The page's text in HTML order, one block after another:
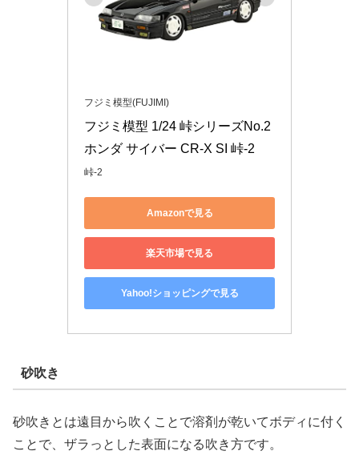
フジミ模型(FUJIMI)
フジミ模型 1/24 峠シリーズNo.2
ホンダ サイバー CR-X SI 峠-2
峠-2
Amazonで見る
楽天市場で見る
Yahoo!ショッピングで見る
砂吹き
砂吹きとは遠目から吹くことで溶剤が乾いてボディに付く
ことで、ザラっとした表面になる吹き方です。